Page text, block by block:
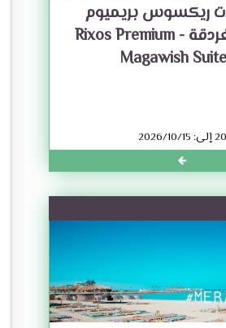
ريكسوس بريميوم
مجاويش الغردقة - Rixos Premium
Magawish